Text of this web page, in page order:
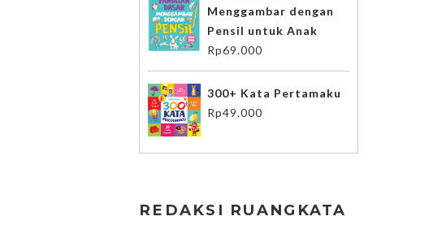
Menggambar dengan
Pensil untuk Anak
Rp69.000
300+ Kata Pertamaku
Rp49.000
REDAKSI RUANGKATA